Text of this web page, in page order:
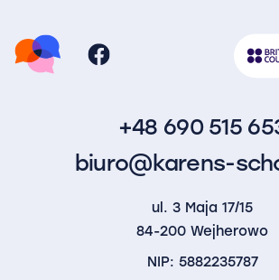
+48 690 515
biuro@karens-
ul. 3 Maja 17/15
84-200 Wejherowo
NIP: 5882235787